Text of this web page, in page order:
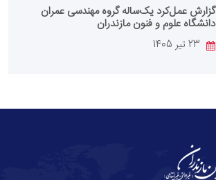
گزارش عمل‌کرد یک‌ساله گروه مهندسی عمران
دانشگاه علوم و فنون مازندران